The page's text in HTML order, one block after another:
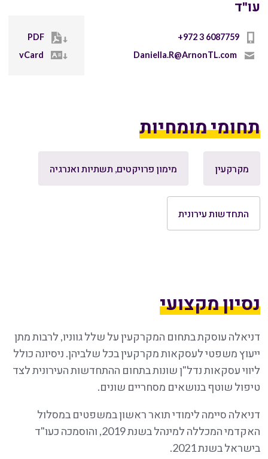
עו"ד
+972 3 6087759
Daniella.R@ArnonTL.com
PDF
vCard
תחומי מומחיות
מקרקעין מימון פרויקטים, תשתיות ואנרגיה
התחדשות עירונית
נסיון מקצועי
דניאלה עוסקת בתחום המקרקעין על שלל גווניו, לרבות מתן
ייעוץ משפטי לעסקאות מקרקעין בכל שלביהן. ניסיונה כולל
ליווי עסקאות נדל"ן שונות בתחום ההתחדשות העירונית לצד
טיפול שוטף בנושאים מסחריים שונים.
דניאלה סיימה לימודי תואר ראשון במשפטים במסלול
האקדמי המכללה למינהל בשנת 2019, והוסמכה כעו"ד
בישראל בשנת 2021.